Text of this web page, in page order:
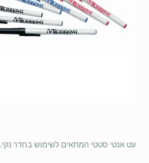
עט אנטי סטטי המתאים לשימוש בחדר נקי.